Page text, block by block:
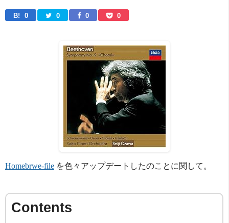
B! 0 0 0 0
Homebrwe-file を色々アップデートしたのことに関して。